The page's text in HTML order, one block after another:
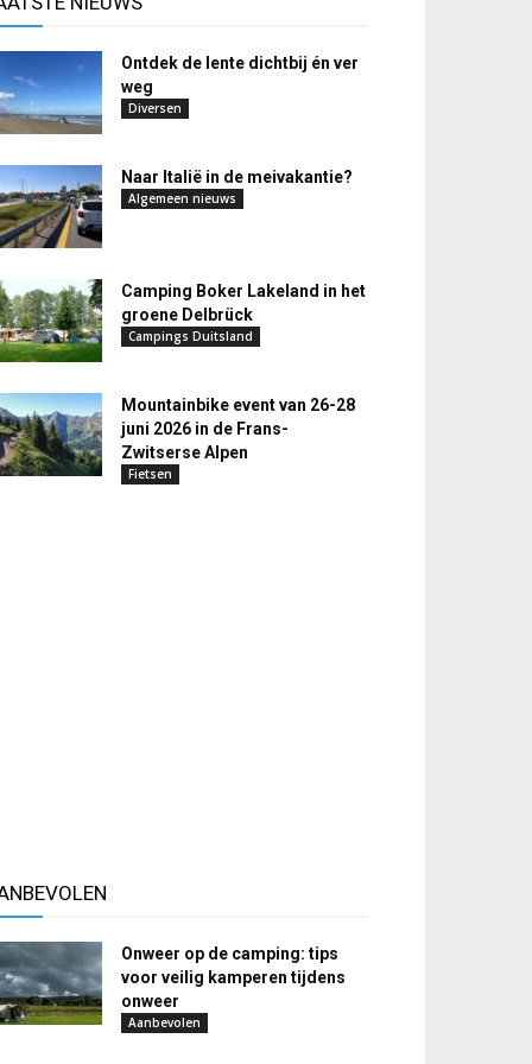
Ontdek de lente dichtbij én ver
weg
Diversen
Naar Italië in de meivakantie?
Algemeen nieuws
Camping Boker Lakeland in het
groene Delbrück
Campings Duitsland
Mountainbike event van 26-28
juni 2026 in de Frans-
Zwitserse Alpen
Fietsen
Onweer op de camping: tips
voor veilig kamperen tijdens
onweer
Aanbevolen